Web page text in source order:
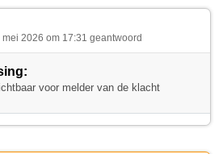
mei 2026 om 17:31 geantwoord
voor melder van de klacht